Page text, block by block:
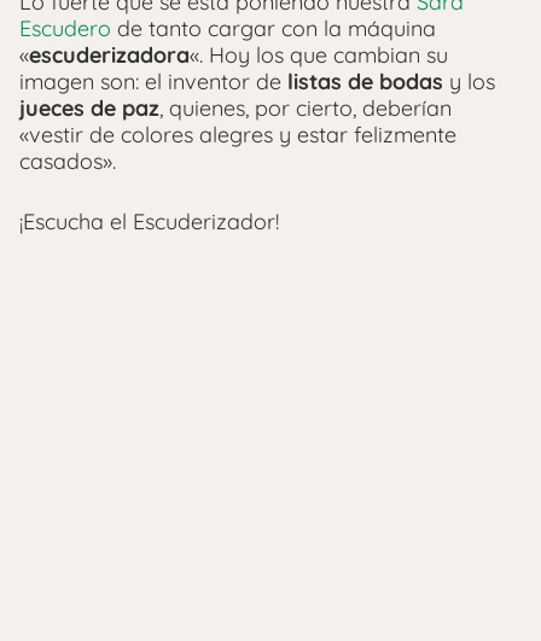
Escudero de tanto cargar con la máquina
«escuderizadora«. Hoy los que cambian su
imagen son: el inventor de listas de bodas y los
jueces de paz, quienes, por cierto, deberían
«vestir de colores alegres y estar felizmente
casados».
¡Escucha el Escuderizador!